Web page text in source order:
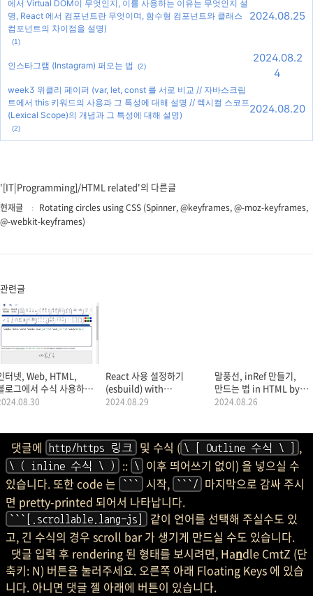
에서 Virtual DOM이 무엇인지, 이를 사용하는 이유는 무엇인지 설
명, React 에서 컴포넌트란 무엇이며, 함수형 컴포넌트와 클래스
컴포넌트의 차이점을 설명)
(1)
2024.08.25
인스타그램 (Instagram) 퍼오는 법 (2)
2024.08.2
4
week3 위클리 페이퍼 (var, let, const 를 서로 비교 // 자바스크립
트에서 this 키워드의 사용과 그 특성에 대해 설명 // 렉시컬 스코프
(Lexical Scope)의 개념과 그 특성에 대해 설명)
(2)
2024.08.20
'[IT|Programming]/HTML related'의 다른글
현재글
Rotating circles using CSS (Spinner, @keyframes, @-moz-keyframes,
@-webkit-keyframes)
관련글
터넷, Web, HTML,
로그에서 수식 사용하기
or math in
React 사용 설정하기
(esbuild) with
TypeScript
2024.08.29
말풍선, inRef 만들기,
만드는 법 in HTML by
JavaScript (아랫쪽, 윗
2024.08.26
댓글에 http/https 링크 및 수식 ( \ [ Outline 수식 \ ] ,
\ ( inline 수식 \ ) :: \
이후 띄어쓰기 없이) 을 넣으실 수
있습니다. 또한 code 는
``` 시작, ```/
마지막으로 감싸 주시
면 pretty-printed 되어서 나타납니다.
```[.scrollable.lang-js]
같이 언어를 선택해 주실수도 있
고, 긴 수식의 경우 scroll bar 가 생기게 만드실 수도 있습니다.
댓글 입력 후 rendering 된 형태를 보시려면, Handle CmtZ (단
축키: N) 버튼을 눌러주세요. 오른쪽 아래 Floating Keys 에 있습
니다. 아니면 댓글 젤 아래에 버튼이 있습니다.